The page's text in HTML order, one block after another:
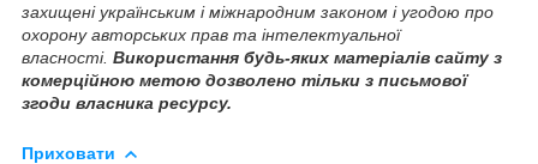
захищені українським і міжнародним законом і угодою про
охорону авторських прав та інтелектуальної
власності. Використання будь-яких матеріалів сайту з
комерційною метою дозволено тільки з письмової
згоди власника ресурсу.
Приховати